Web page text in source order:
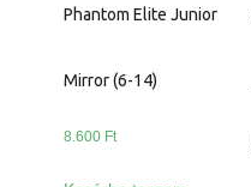
Phantom Elite Junior
Mirror (6-14)
8.600 Ft